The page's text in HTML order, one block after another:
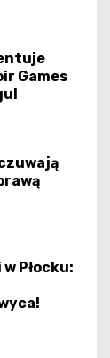
Games
Płocku: